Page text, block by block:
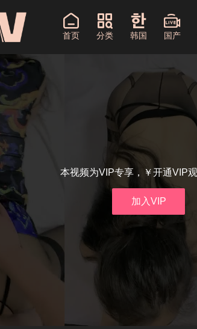
首页 分类 韩国 国产
本视频为VIP专享，￥开通VIP
加入VIP